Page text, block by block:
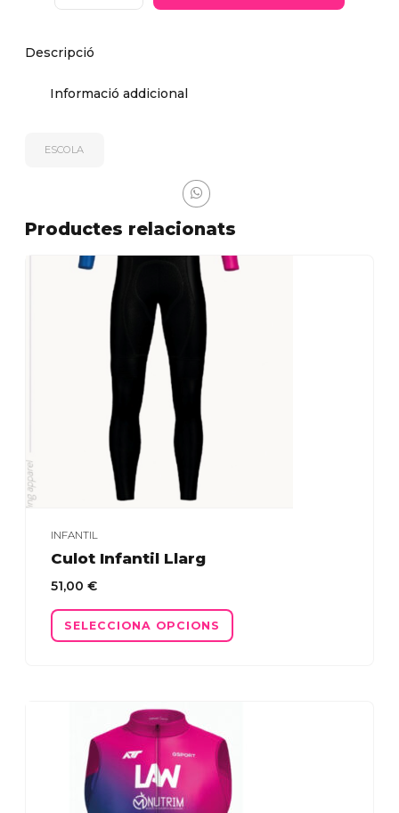
Descripció
Informació addicional
ESCOLA
Productes relacionats
INFANTIL
Culot Infantil Llarg
51,00 €
SELECCIONA OPCIONS
Aquest
producte